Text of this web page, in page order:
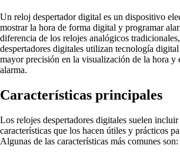
Un reloj despertador digital es un dispositivo
mostrar la hora de forma digital y programar
diferencia de los relojes analógicos
despertadores digitales utilizan tecnología
mayor precisión en la visualización de la hora y
alarma.
Características principales
Los relojes despertadores digitales suelen
características que los hacen útiles y prácticos
Algunas de las características más comunes son: